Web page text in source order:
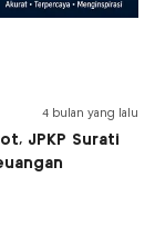
4 bulan yang lalu
JPKP Surati